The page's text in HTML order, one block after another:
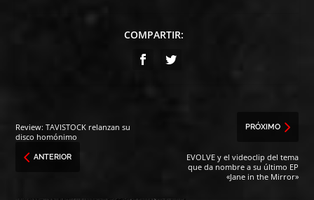
COMPARTIR:
Review: TAVISTOCK relanzan su
disco homónimo
ANTERIOR
PRÓXIMO
EVOLVE y el videoclip del tema
que da nombre a su último EP
«Jane in the Mirror»